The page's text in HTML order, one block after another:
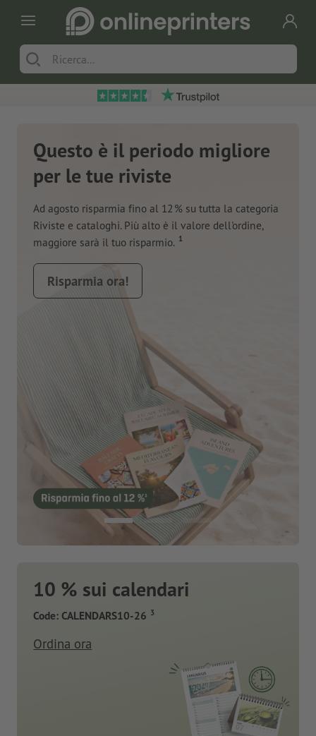
Questo è il periodo migliore
per le tue riviste
Ad agosto risparmia fino al 12 % su tutta la categoria
Riviste e cataloghi. Più alto è il valore dell'ordine,
maggiore sarà il tuo risparmio. 1
Risparmia ora!
10 % sui calendari
Code: CALENDARS10-26 3
Ordina ora